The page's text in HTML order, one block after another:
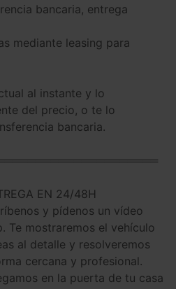
bancaria, entrega
mediante leasing para
al instante y lo
del precio, o te lo
bancaria.
EN 24/48H
y pídenos un vídeo
Te mostraremos el vehículo
al detalle y resolveremos
cercana y profesional.
en la puerta de tu casa